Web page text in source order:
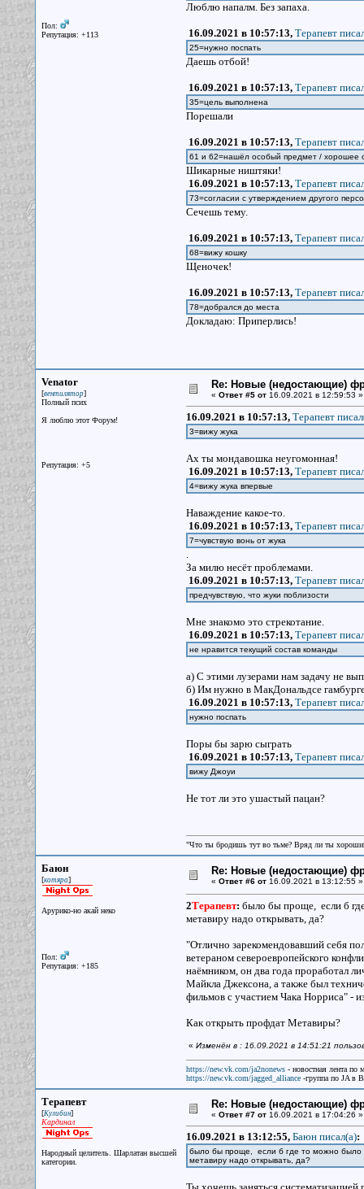
Пол:
Репутация: +113
Люблю напалм. Без запаха.
16.09.2021 в 10:57:13, Терапевт
25=нужно поспать
Даешь отбой!
16.09.2021 в 10:57:13, Терапевт
35=цель выполнена
Порешали
16.09.2021 в 10:57:13, Терапевт
61 и 62=нашёл особый предмет /
Шикарные ништяки!
16.09.2021 в 10:57:13, Терапевт
73=согласии с утверждением другого
Сечешь тему.
16.09.2021 в 10:57:13, Терапевт
68=вижу кошку
Щеночек!
16.09.2021 в 10:57:13, Терапевт
78=добрался до места
Докладаю: Приперлись!
Venator
[вентилятор]
Полный псих
Я люблю этот Форум!
Репутация: +5
Re: Новые (недостающие)
« Ответ #5 от16.09.2021 в 12:59:53 »
16.09.2021 в 10:57:13, Терапевт
3=вижу жука
Ах ты мондавошка неугомонная!
16.09.2021 в 10:57:13, Терапевт
4=вижу жука впервые
Наваждение какое-то.
16.09.2021 в 10:57:13, Терапевт
7=чувствую вонь от жука
.
За милю несёт проблемами.
16.09.2021 в 10:57:13, Терапевт
предчувствую, что жуки поблизости
Мне знакомо это стрекотание.
16.09.2021 в 10:57:13, Терапевт
не нравится текущий состав команды
а) С этими лузерами нам задачу не
б) Им нужно в МакДональдсе
16.09.2021 в 10:57:13, Терапевт
нужно поспать
Поры бы зарю сыграть
16.09.2021 в 10:57:13, Терапевт
вижу Джоуи
Не тот ли это ушастый пацан?
"Что ты бродишь тут во тьме? Вряд ли ты
Баюн
[котяра]
Арурико-но акай неко
Пол:
Репутация: +185
Re: Новые (недостающие)
« Ответ #6 от16.09.2021 в 13:12:55 »
2Терапевт: было бы проще, если б
метавиру надо открывать, да?
"Отлично зарекомендовавший себя
ветераном североевропейского
наёмником, он два года проработал
Майкла Джексона, а также был
фильмов с участием Чака Норриса" -
Как открыть профдат Метавиры?
« Изменён в : 16.09.2021 в 14:51:21
https://new.vk.com/ja2nonews- новостная лента по
https://new.vk.com/jagged_alliance-группа по JA в
Терапевт
[Кулибин]
Кардинал
Народный целитель. Шарлатан высшей
категории.
Re: Новые (недостающие)
« Ответ #7 от16.09.2021 в 17:04:26 »
16.09.2021 в 13:12:55, Баюн писал(a):
было бы проще, если б где то можно было
метавиру надо открывать, да?